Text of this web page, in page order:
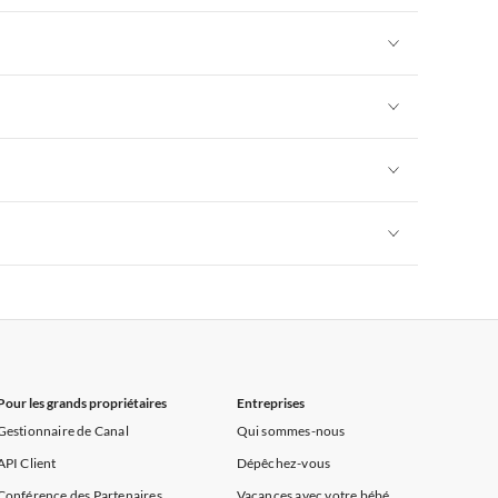
Appartements de Vacances à Provence
Appartements de Vacances à Provence
Appartements de Vacances à Provence
Appartements de Vacances à Provence
Appartements de Vacances à Provence
les grands propriétaires
de Canal
Client
Entreprises
Qui sommes-nous
Dépêchez-vous